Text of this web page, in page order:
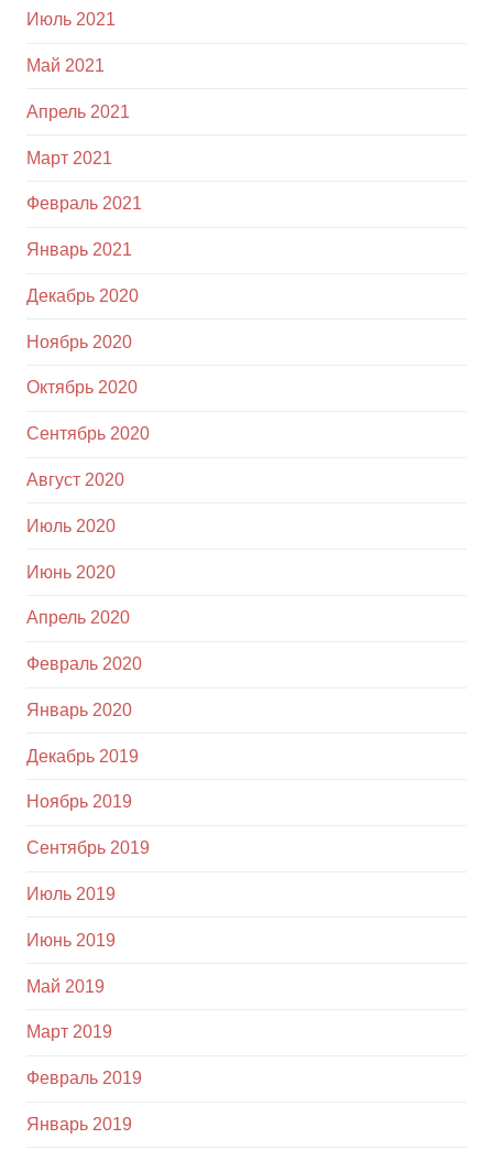
Июль 2021
Май 2021
Апрель 2021
Март 2021
Февраль 2021
Январь 2021
Декабрь 2020
Ноябрь 2020
Октябрь 2020
Сентябрь 2020
Август 2020
Июль 2020
Июнь 2020
Апрель 2020
Февраль 2020
Январь 2020
Декабрь 2019
Ноябрь 2019
Сентябрь 2019
Июль 2019
Июнь 2019
Май 2019
Март 2019
Февраль 2019
Январь 2019